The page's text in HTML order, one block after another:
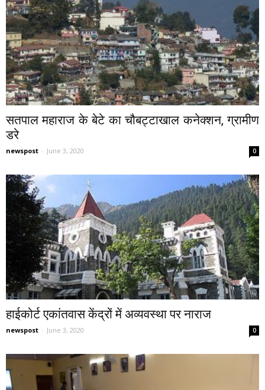
सतपाल महाराज के बेटे का चौबट्टाखाल कनेक्शन, ग्रामीण
डरे
newspost - June 3, 2020 0
हाईकोर्ट एकांतवास केंद्रों में अव्यवस्था पर नाराज
newspost - June 3, 2020 0